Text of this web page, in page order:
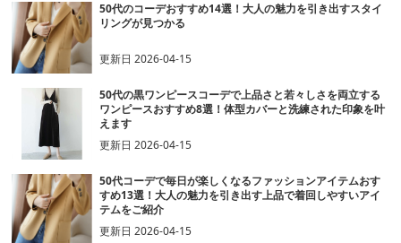
50代のコーデおすすめ14選！大人の魅力を引き出すスタイ
リングが見つかる
更新日2026-04-15
50代の黒ワンピースコーデで上品さと若々しさを両立する
ワンピースおすすめ8選！体型カバーと洗練された印象を叶
えます
更新日2026-04-15
50代コーデで毎日が楽しくなるファッションアイテムおす
すめ13選！大人の魅力を引き出す上品で着回しやすいアイ
テムをご紹介
更新日2026-04-15